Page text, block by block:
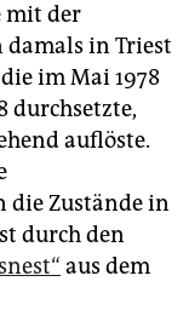
mit der
in Triest
im Mai 1978
durchsetzte,
auflöste.
die Zustände in
durch den
aus dem